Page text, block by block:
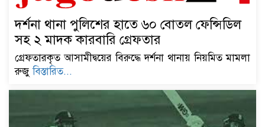
দর্শনা থানা পুলিশের হাতে ৬০ বোতল ফেন্সিডিল
সহ ২ মাদক কারবারি গ্রেফতার
গ্রেফতারকৃত আসামীদ্বয়ের বিরুদ্ধে দর্শনা থানায় নিয়মিত মামলা
রুজুবিস্তারিত...